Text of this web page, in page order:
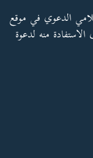
الدعوي في موقع
منه لدعوة